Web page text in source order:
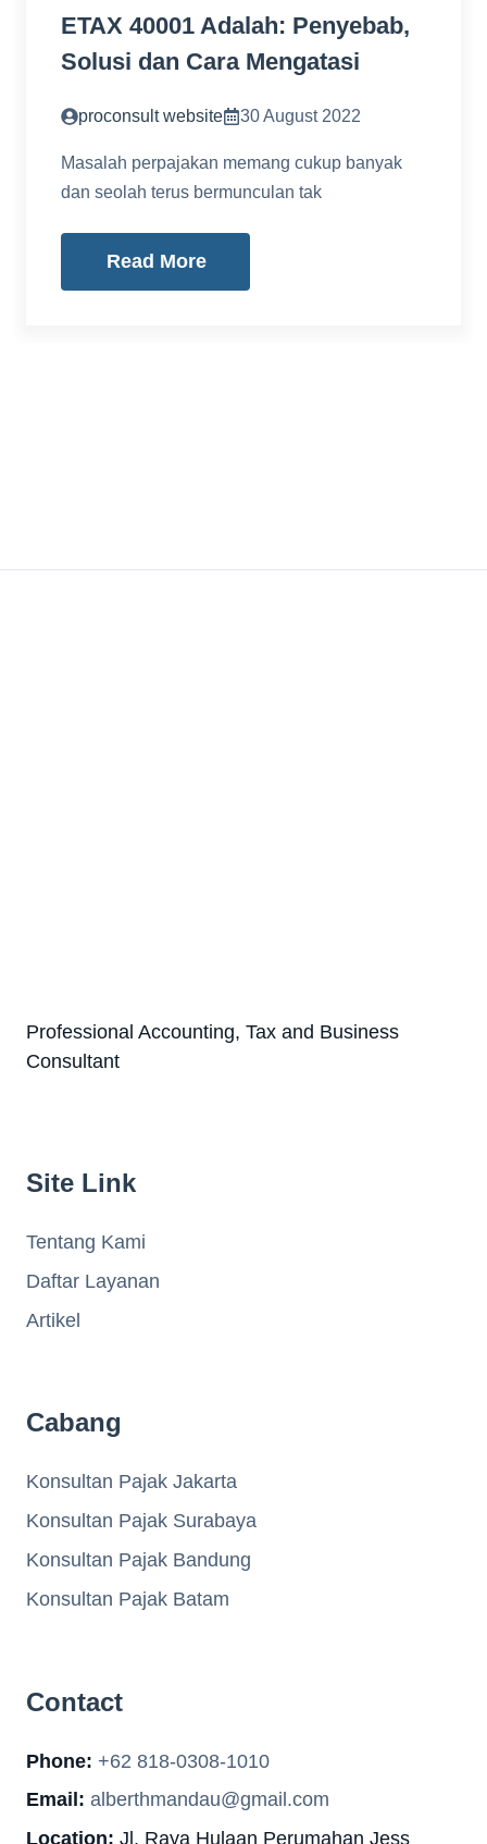
ETAX 40001 Adalah: Penyebab,
Solusi dan Cara Mengatasi
proconsult website 30 August 2022
Masalah perpajakan memang cukup banyak
dan seolah terus bermunculan tak
Read More
Professional Accounting, Tax and Business
Consultant
Site Link
Tentang Kami
Daftar Layanan
Artikel
Cabang
Konsultan Pajak Jakarta
Konsultan Pajak Surabaya
Konsultan Pajak Bandung
Konsultan Pajak Batam
Contact
Phone: +62 818-0308-1010
Email: alberthmandau@gmail.com
Location: Jl. Raya Hulaan Perumahan Jess